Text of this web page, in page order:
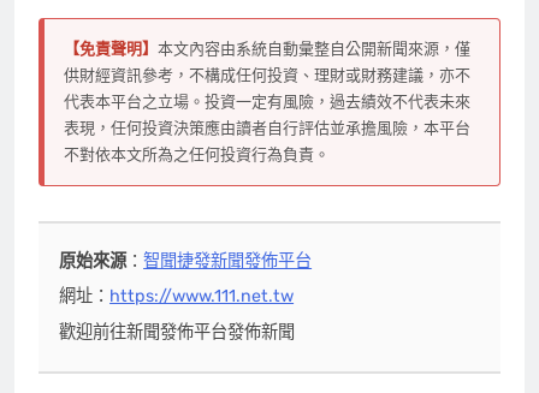
【免責聲明】 本文內容由系統自動彙整自公開新聞來源，僅
供財經資訊參考，不構成任何投資、理財或財務建議，亦不
代表本平台之立場。投資一定有風險，過去績效不代表未來
表現，任何投資決策應由讀者自行評估並承擔風險，本平台
不對依本文所為之任何投資行為負責。
原始來源：智聞捷發新聞發佈平台
網址： https://www.111.net.tw
歡迎前往新聞發佈平台發佈新聞